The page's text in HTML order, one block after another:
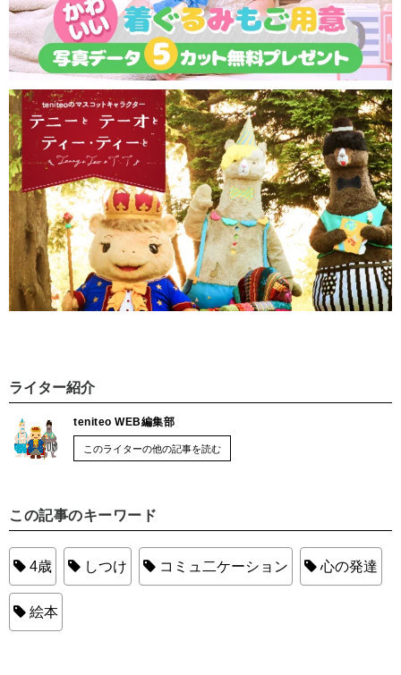
ライター紹介
teniteo WEB編集部
このライターの他の記事を読む
この記事のキーワード
4歳 しつけ コミュ二ケーション 心の発達
絵本